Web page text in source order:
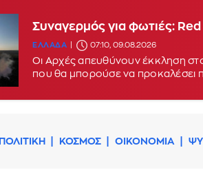
Συναγερμός για φωτιές: Red
ΕΛΛΑΔΑ 07:10, 09.08.2026
Οι Αρχές απευθύνουν έκκληση
που θα μπορούσε να προκαλέσει
ΠΟΛΙΤΙΚΗ ΚΟΣΜΟΣ ΟΙΚΟΝΟΜΙΑ